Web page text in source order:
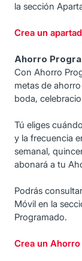
la sección
Crea un
Ahorro
Con Ahorro
metas de
boda,
Tú eliges
y la frecuencia
semanal,
abonará a tu
Podrás
Móvil en la
Programado.
Crea un